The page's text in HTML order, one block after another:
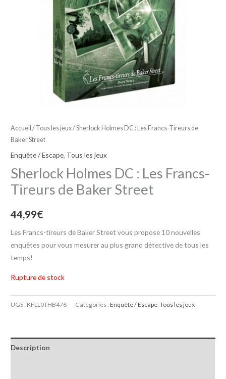
Accueil / Tous les jeux/ Sherlock Holmes DC : Les Francs-Tireurs de
Baker Street
Enquête / Escape, Tous les jeux
Sherlock Holmes DC : Les Francs-
Tireurs de Baker Street
44,99€
Les Francs-tireurs de Baker Street vous propose 10 nouvelles
enquêtes pour vous mesurer au plus grand détective de tous les
temps!
Rupture de stock
UGS : KFLL0THB476 Catégories :Enquête / Escape ,Tous les jeux
Description